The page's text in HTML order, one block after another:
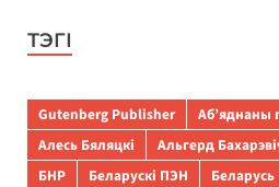
ТЭГІ
Gutenberg Publisher
Аб’яднаны
Алесь Бяляцкі
Альгерд
БНР
Беларускі ПЭН Беларусь